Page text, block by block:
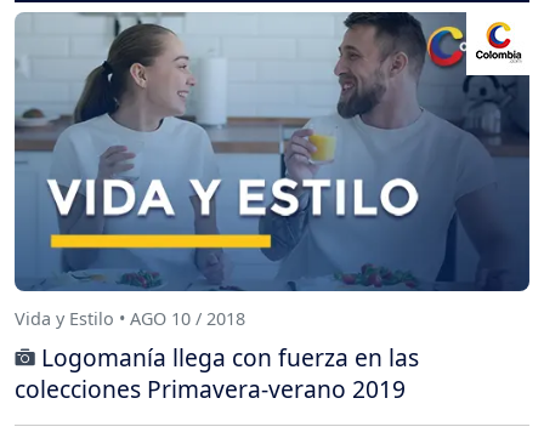
Vida y Estilo • AGO 10 / 2018
Logomanía llega con fuerza en las
colecciones Primavera-verano 2019